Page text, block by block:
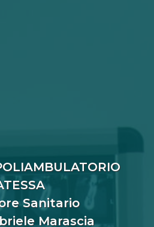
Sanitario
Marascia